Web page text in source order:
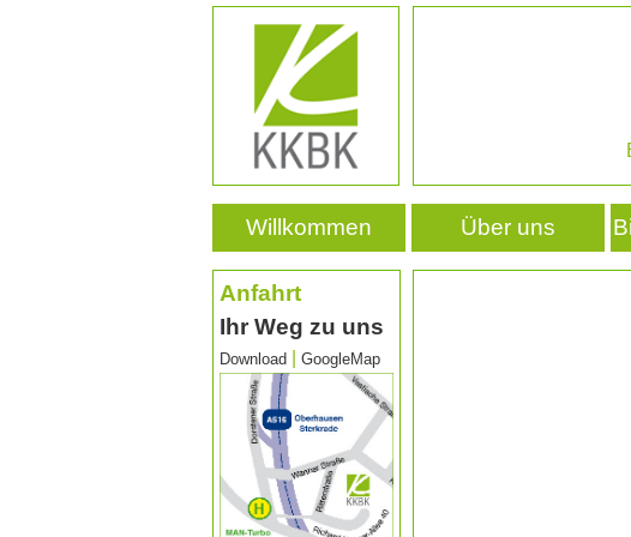
Willkommen Über uns
Anfahrt
Ihr Weg zu uns
Download GoogleMap